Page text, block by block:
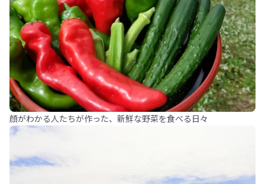
顔がわかる人たちが作った、新鮮な野菜を食べる日々